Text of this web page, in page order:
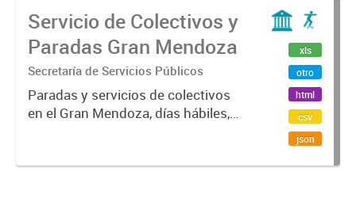
Servicio de Colectivos y
Paradas Gran Mendoza
Secretaría de Servicios Públicos
Paradas y servicios de colectivos
en el Gran Mendoza, días hábiles,
xls
otro
html
csv
json